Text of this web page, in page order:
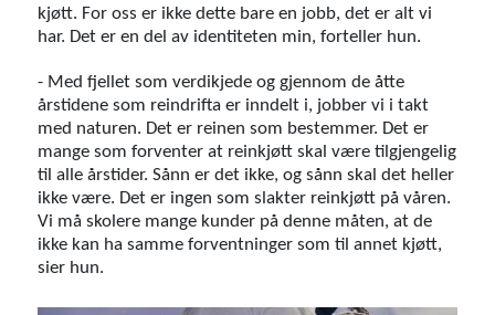
kjøtt. For oss er ikke dette bare en jobb, det er alt vi
har. Det er en del av identiteten min, forteller hun.
- Med fjellet som verdikjede og gjennom de åtte
årstidene som reindrifta er inndelt i, jobber vi i takt
med naturen. Det er reinen som bestemmer. Det er
mange som forventer at reinkjøtt skal være tilgjengelig
til alle årstider. Sånn er det ikke, og sånn skal det heller
ikke være. Det er ingen som slakter reinkjøtt på våren.
Vi må skolere mange kunder på denne måten, at de
ikke kan ha samme forventninger som til annet kjøtt,
sier hun.